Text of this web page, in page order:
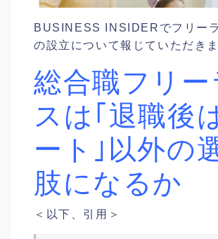
BUSINESS INSIDERでフリー
の設立について報じていただきま
総合職フリー
スは｢退職後
ート｣以外の
肢になるか
＜以下、引用＞